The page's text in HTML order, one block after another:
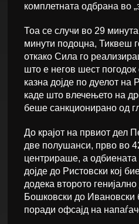
комплетната одбрана во
Тоа се случи во 29
минути подоцна, Тиквеш
откако Сила го
што е негов шест
казна дојде по дуелот на
каде што влечењето на
беше санкционирано од
До крајот на првиот дел
две полушанси, прво во
центрираше, а
дојде до Ристовски кој
додека второто
Бошковски до Ивановски
поради офсајд на